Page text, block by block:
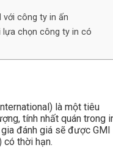
với công ty in ấn
lựa chọn công ty in có
là một tiêu
tính nhất quán trong
đánh giá sẽ được GMI
có thời hạn.